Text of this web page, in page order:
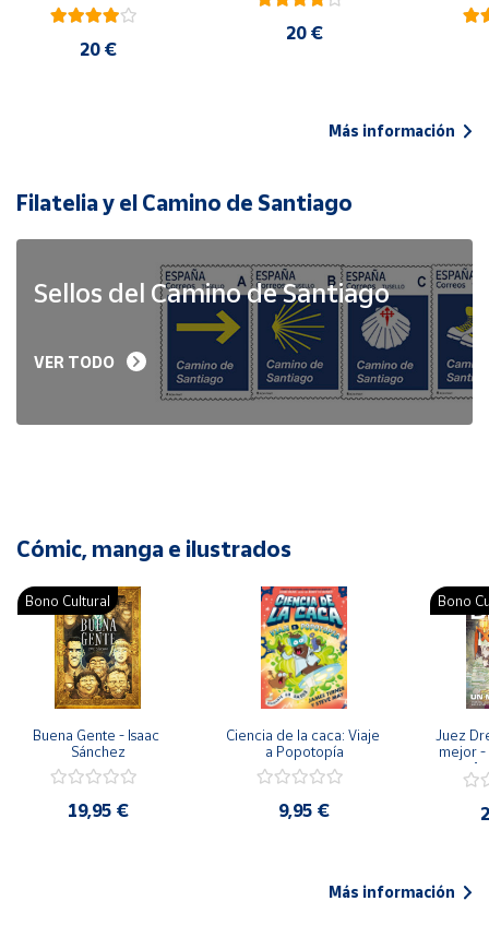
20 €
20 €
Más información
Filatelia y el Camino de Santiago
Sellos del Camino de Santiago
VER TODO
Cómic, manga e ilustrados
Bono Cultural
Buena Gente - Isaac
Sánchez
19,95 €
Ciencia de la caca: Viaje
a Popotopía
9,95 €
Bono
Juez
mejor -
Más información